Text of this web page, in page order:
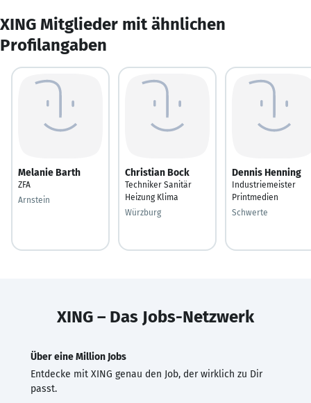
XING Mitglieder mit ähnlichen
Profilangaben
Melanie Barth
ZFA
Arnstein
Christian Bock
Techniker Sanitär
Heizung Klima
Würzburg
Dennis Henning
Industriemeister
Printmedien
Schwerte
XING – Das Jobs-Netzwerk
Über eine Million Jobs
Entdecke mit XING genau den Job, der wirklich zu Dir
passt.